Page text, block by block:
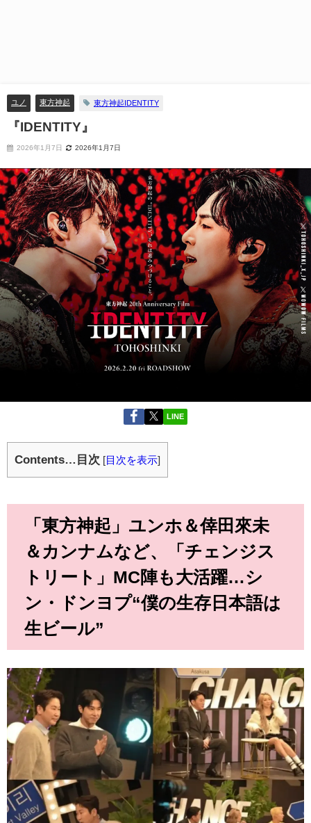
ユノ 東方神起 東方神起IDENTITY
『IDENTITY』
2026年1月7日 2026年1月7日
LINE
Contents…目次 [ 目次を表示]
「東方神起」ユンホ＆倖田來未
＆カンナムなど、「チェンジス
トリート」MC陣も大活躍…シ
ン・ドンヨプ“僕の生存日本語は
生ビール”